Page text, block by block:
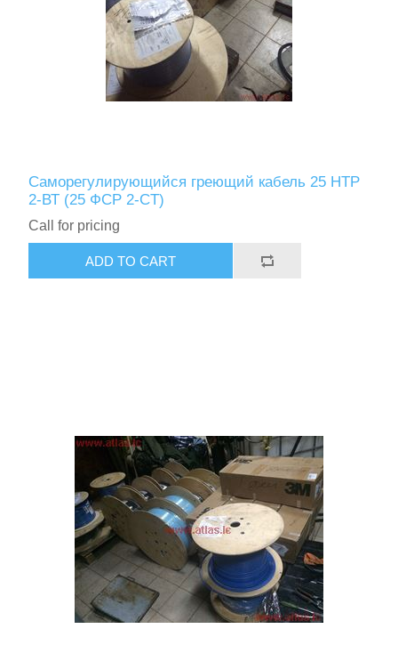
Саморегулирующийся греющий кабель 25 НТР
2-ВТ (25 ФСР 2-СT)
Call for pricing